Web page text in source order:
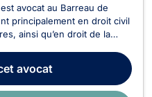
avocat au Barreau de
principalement en droit civil
ainsi qu’en droit de la
et entreprises dans la
avocat